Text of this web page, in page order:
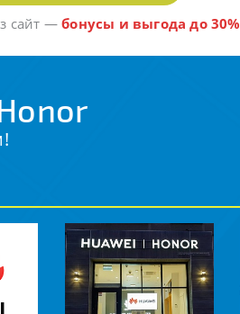
сайт —бонусы и выгода до 30%